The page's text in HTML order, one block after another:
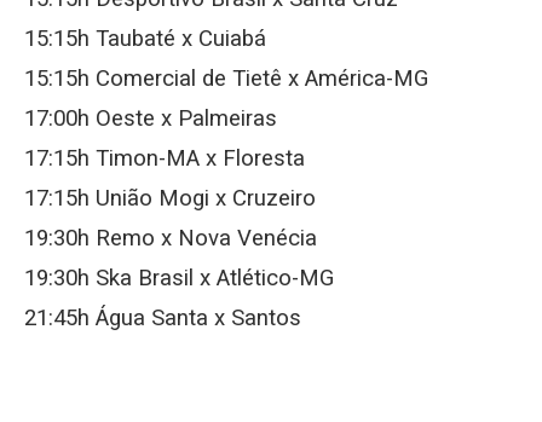
15:15h Taubaté x Cuiabá
15:15h Comercial de Tietê x América-MG
17:00h Oeste x Palmeiras
17:15h Timon-MA x Floresta
17:15h União Mogi x Cruzeiro
19:30h Remo x Nova Venécia
19:30h Ska Brasil x Atlético-MG
21:45h Água Santa x Santos